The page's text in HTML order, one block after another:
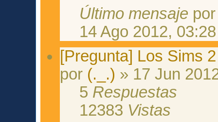
Último mensaje
14 Ago 2012, 03:28
[Pregunta] Los Sims
por (._.) » 17 Jun
5 Respuestas
12383 Vistas